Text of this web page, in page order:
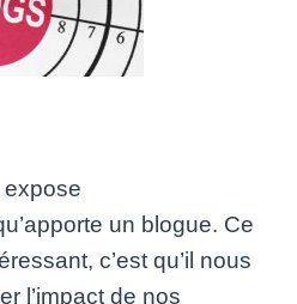
un blogue. Ce
c’est qu’il nous
l’impact de nos